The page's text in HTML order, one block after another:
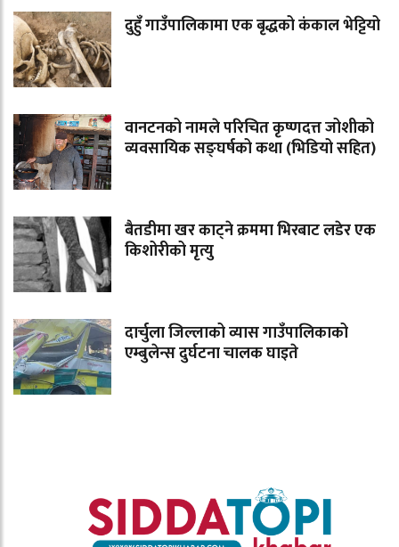
दुहुँ गाउँपालिकामा एक बृद्धको कंकाल भेट्टियो
वानटनको नामले परिचित कृष्णदत्त जोशीको
व्यवसायिक सङ्घर्षको कथा (भिडियो सहित)
बैतडीमा खर काट्ने क्रममा भिरबाट लडेर एक
किशोरीको मृत्यु
दार्चुला जिल्लाको व्यास गाउँपालिकाको
एम्बुलेन्स दुर्घटना चालक घाइते